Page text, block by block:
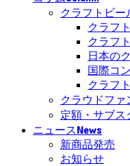
クラフトビー
クラフ
クラフ
日本の
国際コ
クラフ
クラウドファ
定額・サブス
ニュースNews
新商品発売
お知らせ